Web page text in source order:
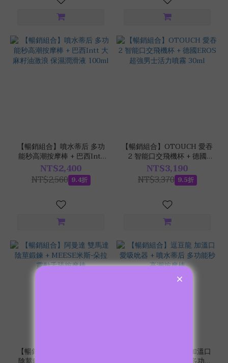
【暢銷組合】噴水蒂后 多功
能秒高潮按摩棒 + 巴西Intt
大麻籽油激浪 保濕潤滑液
100ml
NT$2,400
NT$2,560 9.4折
【暢銷組合】OTOUCH 愛吞
2 智能口交飛機杯 + 德國
EROS 超強男士活力噴霧
30ml
NT$3,190
NT$3,370 9.5折
【暢銷組合】阿曼達 雙馬達
【暢銷組合】逗豆龍 加溫口